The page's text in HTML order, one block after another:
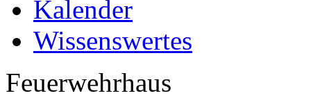
Kalender
Wissenswertes
Feuerwehrhaus